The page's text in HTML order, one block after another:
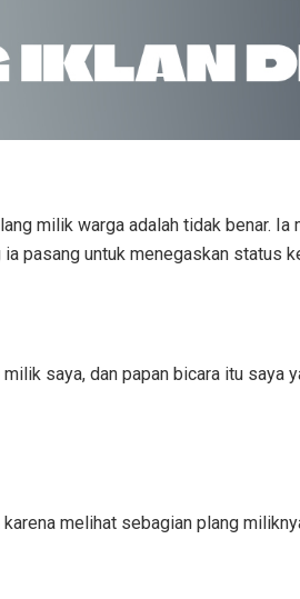
milik warga adalah tidak benar.
pasang untuk menegaskan status
saya, dan papan bicara itu
melihat sebagian plang